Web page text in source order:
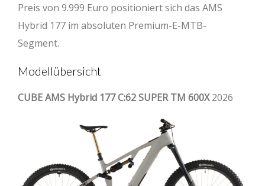
Preis von 9.999 Euro positioniert sich das AMS
Hybrid 177 im absoluten Premium-E-MTB-
Segment.
Modellübersicht
CUBE AMS Hybrid 177 C:62 SUPER TM 600X2026